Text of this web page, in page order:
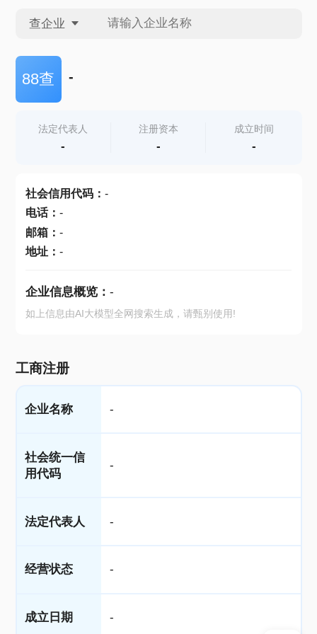
查企业
查企业
查产地
88查 -
法定代表人
-
注册资本
-
成立时间
-
社会信用代码： -
电话： -
邮箱： -
地址： -
企业信息概览： -
如上信息由AI大模型全网搜索生成，请甄别使用!
工商注册
企业名称 -
社会统一信
用代码
-
法定代表人 -
经营状态 -
成立日期 -